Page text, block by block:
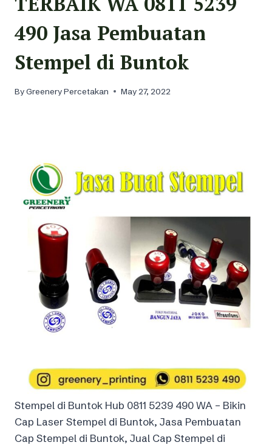
490 Jasa Pembuatan
Stempel di Buntok
ByGreenery Percetakan May 27, 2022
Stempel di Buntok Hub 0811 5239 490 WA – Bikin
Cap Laser Stempel di Buntok, Jasa Pembuatan
Cap Stempel di Buntok, Jual Cap Stempel di